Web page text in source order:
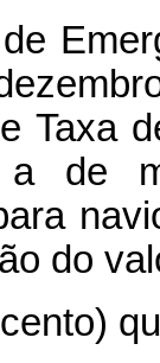
Taxa
de
do